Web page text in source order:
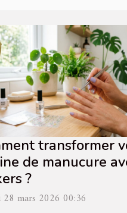
transformer
de manucure
?
28 mars 2026 00:36